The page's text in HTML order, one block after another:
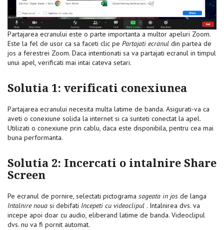
Partajarea ecranului este o parte importanta a multor apeluri Zoom.
Este la fel de usor ca sa faceti clic pe Partajati ecranul din partea de
jos a ferestrei Zoom. Daca intentionati sa va partajati ecranul in timpul
unui apel, verificati mai intai cateva setari.
Solutia 1: verificati conexiunea
Partajarea ecranului necesita multa latime de banda. Asigurati-va ca
aveti o conexiune solida la internet si ca sunteti conectat la apel.
Utilizati o conexiune prin cablu, daca este disponibila, pentru cea mai
buna performanta.
Solutia 2: Incercati o intalnire Share
Screen
Pe ecranul de pornire, selectati pictograma sageata in jos de langa
Intalnire noua si debifati Incepeti cu videoclipul . Intalnirea dvs. va
incepe apoi doar cu audio, eliberand latime de banda. Videoclipul
dvs. nu va fi pornit automat.